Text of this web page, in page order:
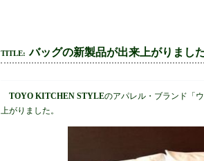
TITLE: バッグの新製品が出来上がりました
TOYO KITCHEN STYLEのアパレル・ブランド「
上がりました。